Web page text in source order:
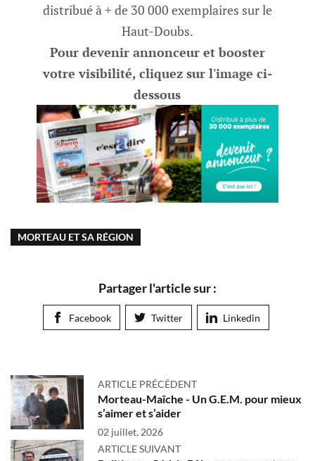
distribué à + de 30 000 exemplaires sur le
Haut-Doubs.
Pour devenir annonceur et booster
votre visibilité, cliquez sur l'image ci-
dessous
MORTEAU ET SA RÉGION
Partager l'article sur :
Facebook Twitter Linkedin
ARTICLE PRÉCÉDENT
Morteau-Maîche - Un G.E.M. pour mieux
s’aimer et s’aider
02 juillet, 2026
ARTICLE SUIVANT